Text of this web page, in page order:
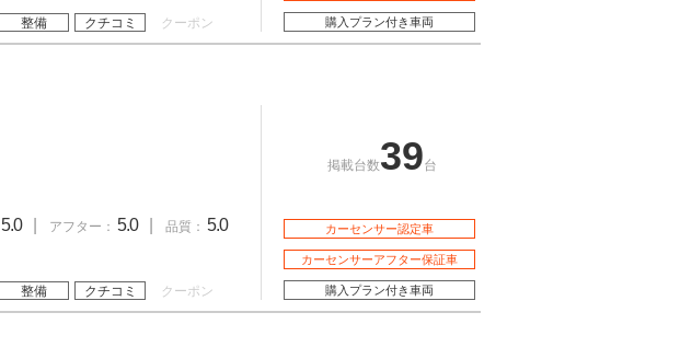
整備 クチコミ クーポン 購入プラン付き車両
5.0 アフター： 5.0 品質： 5.0
整備 クチコミ クーポン
掲載台数39台
カーセンサー認定車
カーセンサーアフター保証車
購入プラン付き車両